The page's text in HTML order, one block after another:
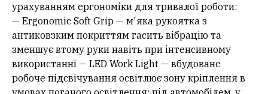
урахуванням ергономіки для тривалої роботи:
— Ergonomic Soft Grip — м'яка рукоятка з
антиковзким покриттям гасить вібрацію та
зменшує втому руки навіть при інтенсивному
використанні — LED Work Light — вбудоване
робоче підсвічування освітлює зону кріплення в